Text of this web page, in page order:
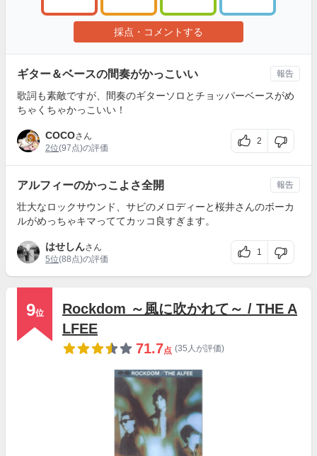
採点・コメントする
ギター＆ベースの間奏がかっこいい
歌詞も素敵ですが、間奏のギターソロとチョッパーベースがめ
ちゃくちゃかっこいい！
COCOさん
2位(97点)の評価
2
報告
アルフィーのかっこよさ全開
壮大なロックサウンド、サビのメロディーと桜井さんのボーカ
ルがめっちゃキマっててカッコ良すぎます。
はせしんさん
5位(88点)の評価
1
報告
9位
Rockdom ～風に吹かれて～ / THE A
LFEE
71.7点 (35人が評価)